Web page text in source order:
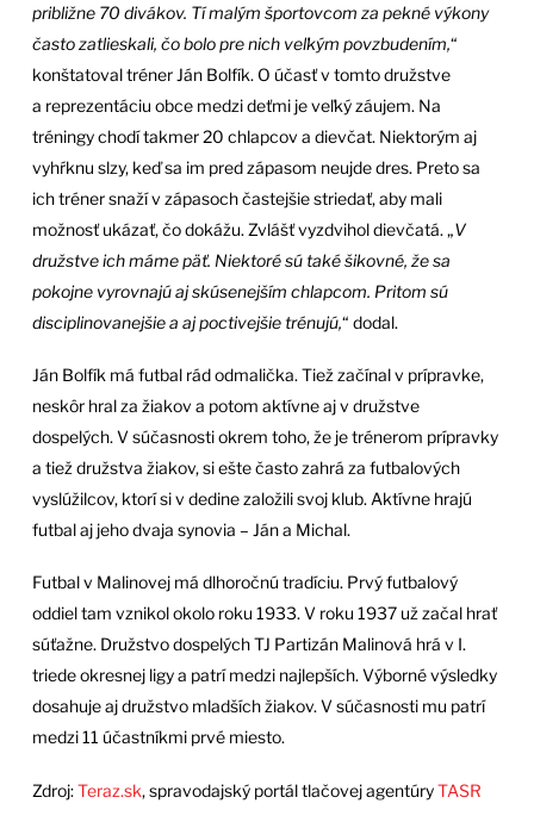
približne 70 divákov. Tí malým športovcom za pekné výkony
často zatlieskali, čo bolo pre nich veľkým povzbudením,“
konštatoval tréner Ján Bolfík. O účasť v tomto družstve
a reprezentáciu obce medzi deťmi je veľký záujem. Na
tréningy chodí takmer 20 chlapcov a dievčat. Niektorým aj
vyhŕknu slzy, keď sa im pred zápasom neujde dres. Preto sa
ich tréner snaží v zápasoch častejšie striedať, aby mali
možnosť ukázať, čo dokážu. Zvlášť vyzdvihol dievčatá. „V
družstve ich máme päť. Niektoré sú také šikovné, že sa
pokojne vyrovnajú aj skúsenejším chlapcom. Pritom sú
disciplinovanejšie a aj poctivejšie trénujú,“ dodal.
Ján Bolfík má futbal rád odmalička. Tiež začínal v prípravke,
neskôr hral za žiakov a potom aktívne aj v družstve
dospelých. V súčasnosti okrem toho, že je trénerom prípravky
a tiež družstva žiakov, si ešte často zahrá za futbalových
vyslúžilcov, ktorí si v dedine založili svoj klub. Aktívne hrajú
futbal aj jeho dvaja synovia – Ján a Michal.
Futbal v Malinovej má dlhoročnú tradíciu. Prvý futbalový
oddiel tam vznikol okolo roku 1933. V roku 1937 už začal hrať
súťažne. Družstvo dospelých TJ Partizán Malinová hrá v I.
triede okresnej ligy a patrí medzi najlepších. Výborné výsledky
dosahuje aj družstvo mladších žiakov. V súčasnosti mu patrí
medzi 11 účastníkmi prvé miesto.
Zdroj:Teraz.sk, spravodajský portál tlačovej agentúryTASR